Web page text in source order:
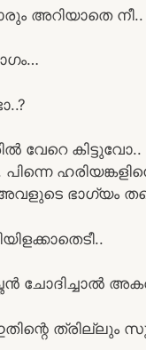
അറിയാതെ നീ..
കിട്ടുവോ..
ഭാഗ്യം
ചോദിച്ചാൽ
ത്രില്ലും